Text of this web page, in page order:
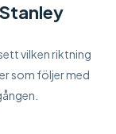
vilken riktning
som följer med